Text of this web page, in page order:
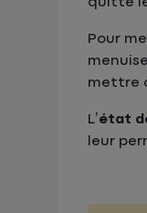
Pour
mettre
L’état
leur